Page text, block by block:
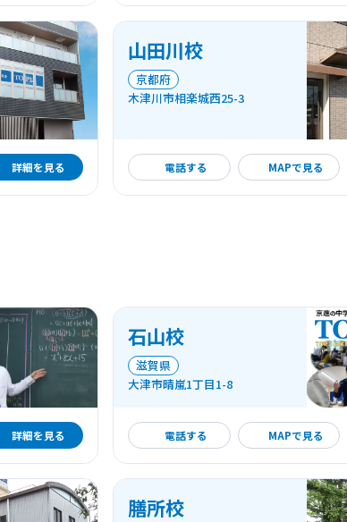
詳細を見る
山田川校
京都府
木津川市相楽城西25-3
電話する MAPで見る
詳細を見る
詳細を見る
石山校
滋賀県
大津市晴嵐1丁目1-8
電話する MAPで見る
詳細を見る
膳所校